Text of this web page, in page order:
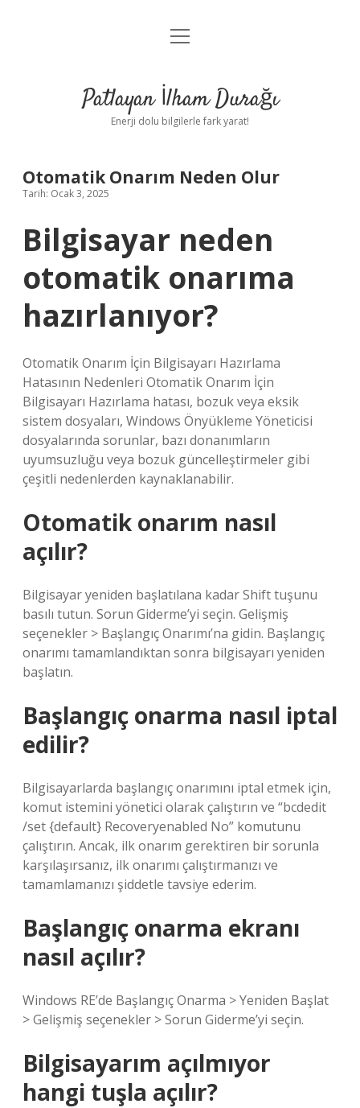
Anasayfa
Yasal Uyarı
menüyü
Patlayan İlham Durağı
Enerji dolu bilgilerle fark yarat!
Otomatik Onarım Neden Olur
Tarih: Ocak 3, 2025
Bilgisayar neden
otomatik onarıma
hazırlanıyor?
Otomatik Onarım İçin Bilgisayarı Hazırlama
Hatasının Nedenleri Otomatik Onarım İçin
Bilgisayarı Hazırlama hatası, bozuk veya eksik
sistem dosyaları, Windows Önyükleme Yöneticisi
dosyalarında sorunlar, bazı donanımların
uyumsuzluğu veya bozuk güncelleştirmeler gibi
çeşitli nedenlerden kaynaklanabilir.
Otomatik onarım nasıl
açılır?
Bilgisayar yeniden başlatılana kadar Shift tuşunu
basılı tutun. Sorun Giderme’yi seçin. Gelişmiş
seçenekler > Başlangıç ​​Onarımı’na gidin. Başlangıç ​​
onarımı tamamlandıktan sonra bilgisayarı yeniden
başlatın.
Başlangıç onarma nasıl iptal
edilir?
Bilgisayarlarda başlangıç ​​onarımını iptal etmek için,
komut istemini yönetici olarak çalıştırın ve “bcdedit
/set {default} Recoveryenabled No” komutunu
çalıştırın. Ancak, ilk onarım gerektiren bir sorunla
karşılaşırsanız, ilk onarımı çalıştırmanızı ve
tamamlamanızı şiddetle tavsiye ederim.
Başlangıç onarma ekranı
nasıl açılır?
Windows RE’de Başlangıç ​​Onarma > Yeniden Başlat
> Gelişmiş seçenekler > Sorun Giderme’yi seçin.
Bilgisayarım açılmıyor
hangi tuşla açılır?